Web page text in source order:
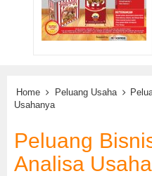
Home Peluang Usaha
Usahanya
Peluang
Analisa